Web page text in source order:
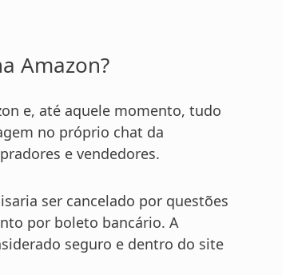
Amazon?
e, até aquele momento, tudo
no próprio chat da
e vendedores.
ser cancelado por questões
por boleto bancário. A
seguro e dentro do site